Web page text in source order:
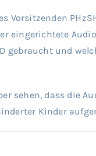
Vorsitzenden
eingerichtete
gebraucht und
sehen, dass die
Kinder